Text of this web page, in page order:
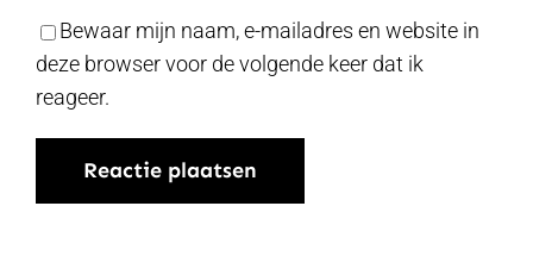
Bewaar mijn naam, e-mailadres en website in
deze browser voor de volgende keer dat ik
reageer.